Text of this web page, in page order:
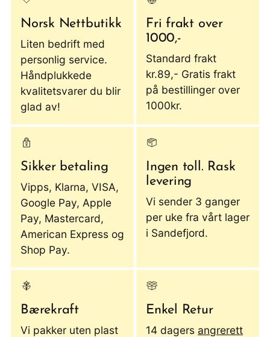
Norsk Nettbutikk
Liten bedrift med
personlig service.
Håndplukkede
kvalitetsvarer du blir
glad av!
Fri frakt over
1000,-
Standard frakt
kr.89,- Gratis frakt
på bestillinger over
1000kr.
Sikker betaling
Vipps, Klarna, VISA,
Google Pay, Apple
Pay, Mastercard,
American Express og
Shop Pay.
Ingen toll. Rask
levering
Vi sender 3 ganger
per uke fra vårt lager
i Sandefjord.
Bærekraft
Vi pakker uten plast
Enkel Retur
14 dagers angrerett